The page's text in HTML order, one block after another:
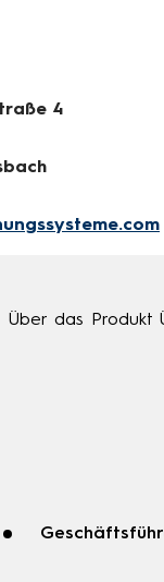
4
Über das Produkt